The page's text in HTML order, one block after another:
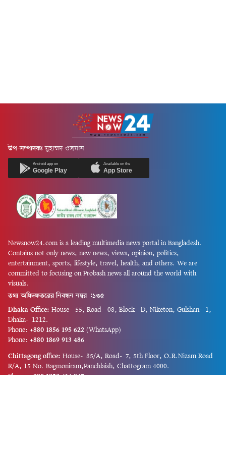
উপ-সম্পাদকঃ মুহাম্মদ ওসমান
Android app on
Google Play
Available on the
App Store
Newsnow24.com is a leading multimedia news portal in Bangladesh.
Contains not only news, new news, views, opinion, politics,
entertainment, sports, lifestyle, travel, health, and others. We are
committed to focusing on Probash news all around the world with
visuals.
তথ্য অধিদফতরের নিবন্ধন নম্বর :১৩৫
Dhaka Office: House-55, Road-08, Block-D, Niketon, Gulshan-1,
Dhaka-1212.
Phone: +880 1856 195 622 (WhatsApp)
Phone: +880 1869 913 486
Chittagong office: House-85/A, Road-7, 5th Floor, O.R.Nizam Road
R/A, 15 No. Bagmoniram,Panchlaish, Chattogram 4000.
Phone: +880 1850 414 847